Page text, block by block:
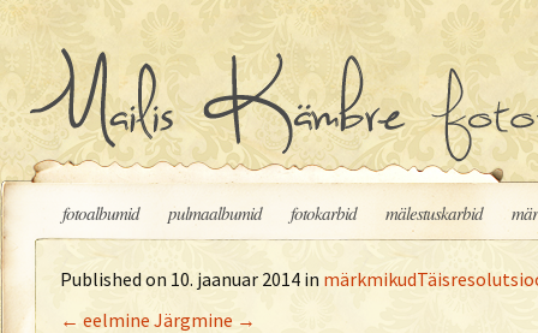
Liigu sisu juurde
fotoalbumid pulmaalbumid fotokarbid mälestuskarbid
Published on 10. jaanuar 2014 in märkmikud
← eelmineJärgmine →